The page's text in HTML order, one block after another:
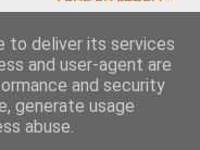
in één of meer
deze post, dan zal
Alle riemen vast?
bewezen …
het kritisch
Blogger
to deliver its services
and user-agent are
and security
generate usage
abuse.